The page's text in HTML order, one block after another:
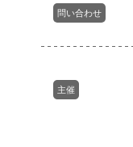
問い合わせ
主催